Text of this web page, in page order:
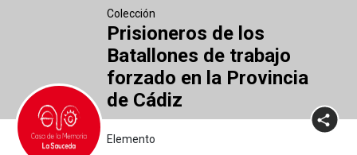
Colección
Prisioneros de los
Batallones de trabajo
forzado en la Provincia
de Cádiz
Elemento